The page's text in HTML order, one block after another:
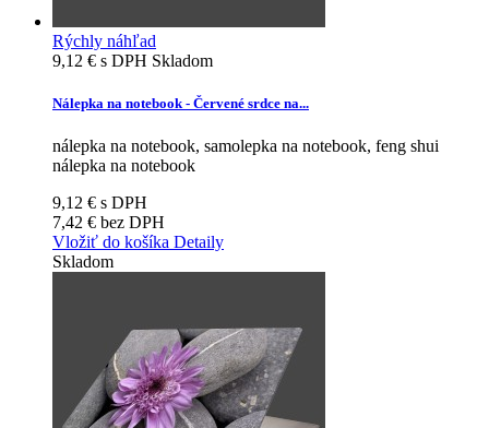
Rýchly náhľad
9,12 € s DPH Skladom
Nálepka na notebook - Červené srdce na...
nálepka na notebook, samolepka na notebook, feng shui
nálepka na notebook
9,12 € s DPH
7,42 € bez DPH
Vložiť do košíka Detaily
Skladom